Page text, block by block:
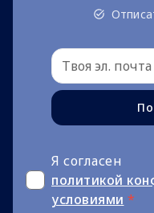
Я согласен
политикой
условиями *